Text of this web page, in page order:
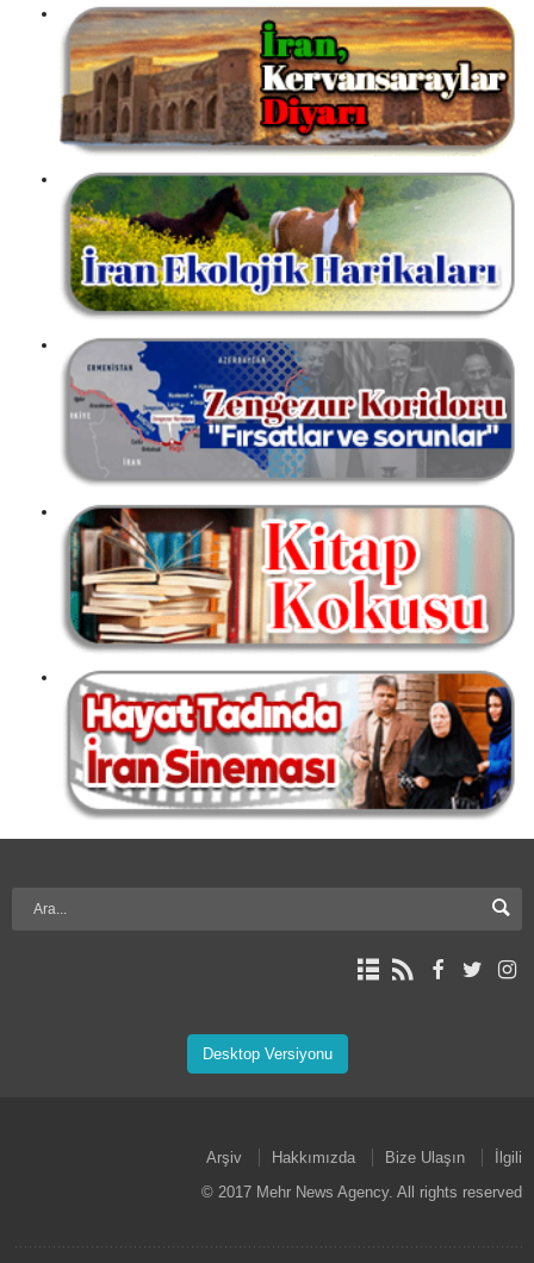
Desktop Versiyonu
Arşiv Hakkımızda Bize Ulaşın
İlgili
© 2017 Mehr News Agency. All rights reserved